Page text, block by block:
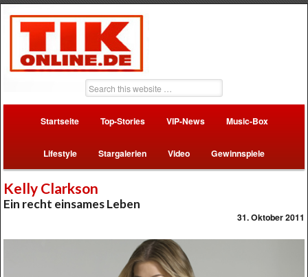
Startseite Top-Stories VIP-News Music-Box
Lifestyle Stargalerien Video Gewinnspiele
Kelly Clarkson
Ein recht einsames Leben
31. Oktober 2011